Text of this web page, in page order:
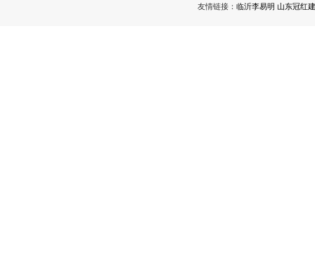
友情链接： 临沂李易明 山东冠红